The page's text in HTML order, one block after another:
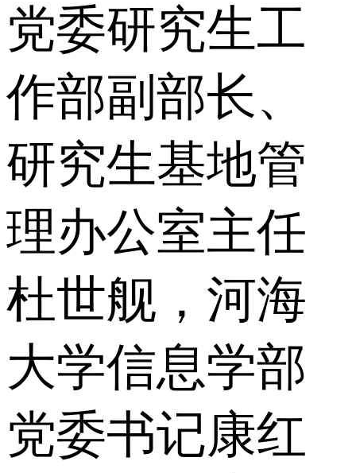
党委研究生工
作部副部长、
研究生基地管
理办公室主任
杜世舰，河海
大学信息学部
党委书记康红